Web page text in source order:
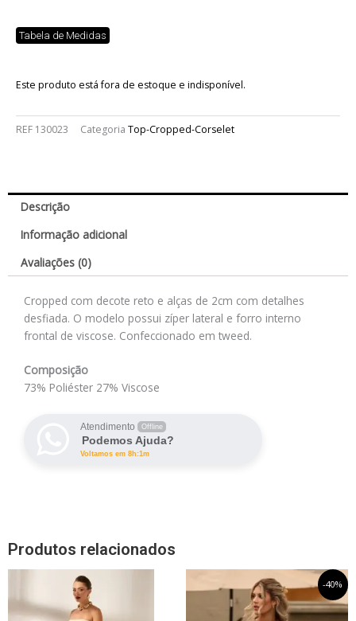
Tabela de Medidas
Este produto está fora de estoque e indisponível.
REF 130023 Categoria Top-Cropped-Corselet
Descrição
Informação adicional
Avaliações (0)
Cropped com decote reto e alças de 2cm com detalhes
desfiada. O modelo possui zíper lateral e forro interno
frontal de viscose. Confeccionado em tweed.
Composição
73% Poliéster 27% Viscose
Atendimento Offline
Podemos Ajuda?
Voltamos em 8h:1m
Produtos relacionados
-40%
preço
original
era:
O
preço
atual
é:
Este
produto
tem